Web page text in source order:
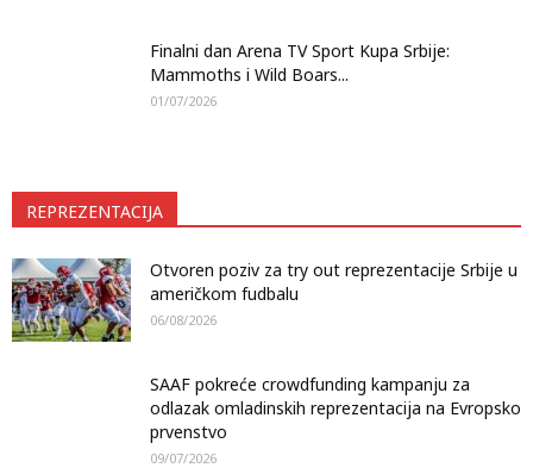
Finalni dan Arena TV Sport Kupa Srbije:
Mammoths i Wild Boars...
01/07/2026
REPREZENTACIJA
Otvoren poziv za try out reprezentacije Srbije u
američkom fudbalu
06/08/2026
SAAF pokreće crowdfunding kampanju za
odlazak omladinskih reprezentacija na Evropsko
prvenstvo
09/07/2026